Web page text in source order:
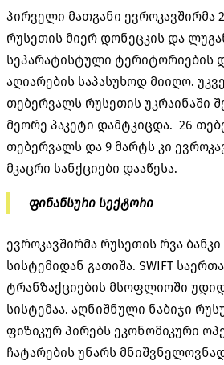
პირველი მათგანი ევროკავშირმა
რუსეთის მიერ დონეცკის და
სეპარატისტული ტერიტორიების
აღიარების საპასუხოდ მიიღო.
თებერვალს რუსეთის უკრაინაში
მეორე პაკეტი დამტკიცდა. 26
თებერვალს და 9 მარტს კი
მკაცრი სანქციები დააწესა.
ფინანსური სექტორი
ევროკავშირმა რუსეთის რვა ბანკი
სისტემიდან გათიშა. SWIFT
ტრანზაქციების მსოფლიოში
სისტემაა. აღნიშნული ნაბიჯი
ფიზიკურ პირებს ეკონომიკური
ჩატარების უნარს